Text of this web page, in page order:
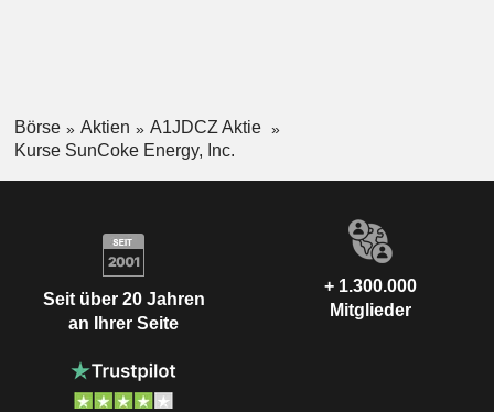
Börse Aktien
A1JDCZ Aktie
Kurse SunCoke Energy, Inc.
Seit über 20 Jahren
an Ihrer Seite
+ 1.300.000
Mitglieder